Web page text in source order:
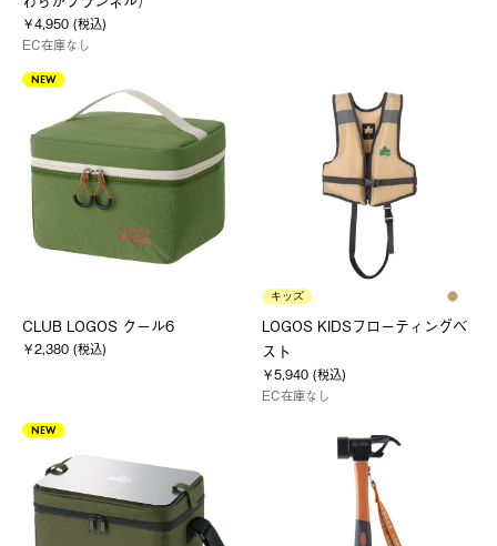
￥4,950 (税込)
EC在庫なし
NEW
CLUB LOGOS クール6
￥2,380 (税込)
キッズ
LOGOS KIDSフローティングベ
スト
￥5,940 (税込)
EC在庫なし
NEW